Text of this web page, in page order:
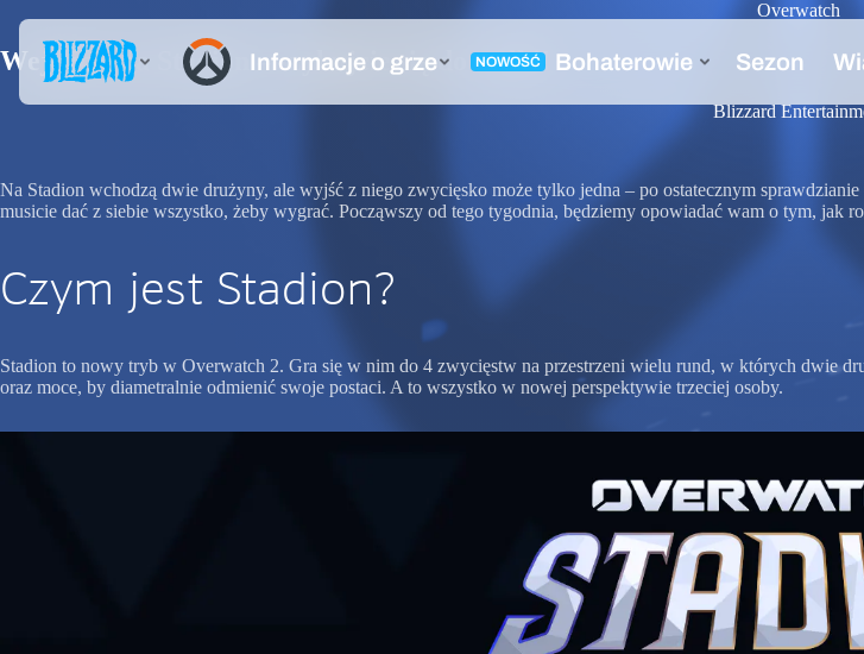
Overwatch
Wejdźcie na Stadion – szykujcie się do walki!
Blizzard
Na Stadion wchodzą dwie drużyny, ale wyjść z niego zwycięsko może tylko jedna – po ostatecznym
musicie dać z siebie wszystko, żeby wygrać. Począwszy od tego tygodnia, będziemy opowiadać wam o tym, jak
Czym jest Stadion?
Stadion to nowy tryb w Overwatch 2. Gra się w nim do 4 zwycięstw na przestrzeni wielu rund, w których dwie
oraz moce, by diametralnie odmienić swoje postaci. A to wszystko w nowej perspektywie trzeciej osoby.